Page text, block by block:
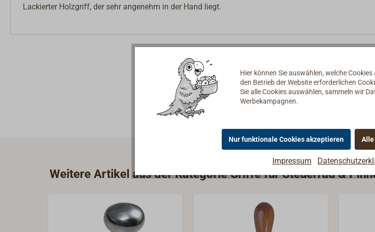
Lackierter Holzgriff, der sehr angenehm in der Hand liegt.
Weitere Artikel aus der Kategorie Griffe für Steuerrad &
Hier können Sie auswählen, welche
den Betrieb der Website erforderlichen
Sie alle Cookies auswählen, sammeln wir
Werbekampagnen.
Nur funktionale Cookies akzeptieren Alle
Impressum